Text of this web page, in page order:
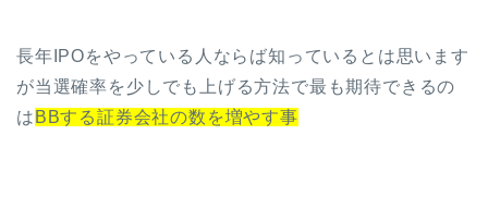
長年IPOをやっている人ならば知っているとは思います
が当選確率を少しでも上げる方法で最も期待できるの
は BBする証券会社の数を増やす事